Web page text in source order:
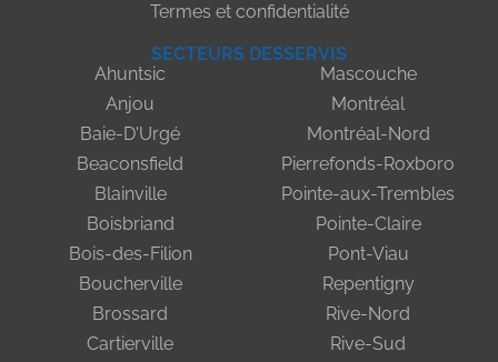
Termes et confidentialité
SECTEURS DESSERVIS
Ahuntsic
Anjou
Baie-D'Urgé
Beaconsfield
Blainville
Boisbriand
Bois-des-Filion
Boucherville
Brossard
Cartierville
Mascouche
Montréal
Montréal-Nord
Pierrefonds-Roxboro
Pointe-aux-Trembles
Pointe-Claire
Pont-Viau
Repentigny
Rive-Nord
Rive-Sud